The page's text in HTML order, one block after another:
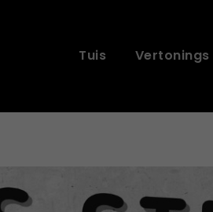
Tuis Vertonings